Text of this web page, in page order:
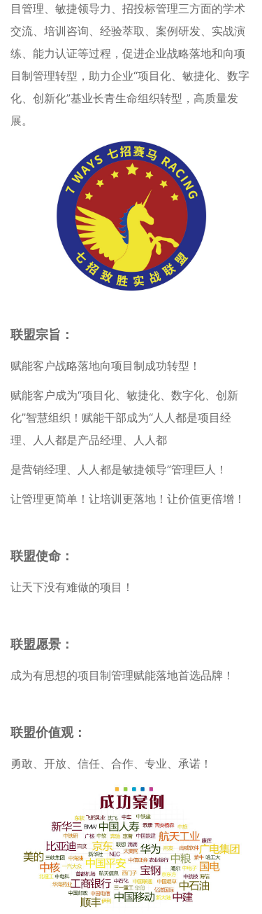
目管理、敏捷领导力、招投标管理三方面的学术
交流、培训咨询、经验萃取、案例研发、实战演
练、能力认证等过程，促进企业战略落地和向项
目制管理转型，助力企业“项目化、敏捷化、数字
化、创新化”基业长青生命组织转型，高质量发
展。
联盟宗旨：
赋能客户战略落地向项目制成功转型！
赋能客户成为“项目化、敏捷化、数字化、创新
化”智慧组织！赋能干部成为“人人都是项目经
理、人人都是产品经理、人人都
是营销经理、人人都是敏捷领导”管理巨人！
让管理更简单！让培训更落地！让价值更倍增！
联盟使命：
让天下没有难做的项目！
联盟愿景：
成为有思想的项目制管理赋能落地首选品牌！
联盟价值观：
勇敢、开放、信任、合作、专业、承诺！